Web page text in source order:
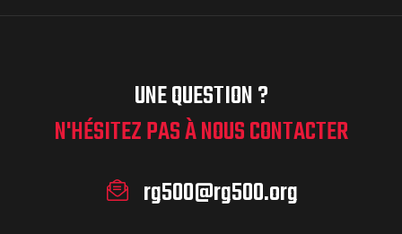
UNE QUESTION ?
N'HÉSITEZ PAS À NOUS CONTACTER
rg500@rg500.org